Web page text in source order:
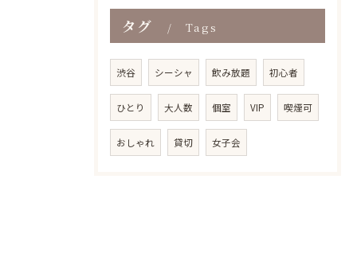
タグ Tags
渋谷 シーシャ 飲み放題 初心者
ひとり 大人数 個室 VIP 喫煙可
おしゃれ 貸切 女子会